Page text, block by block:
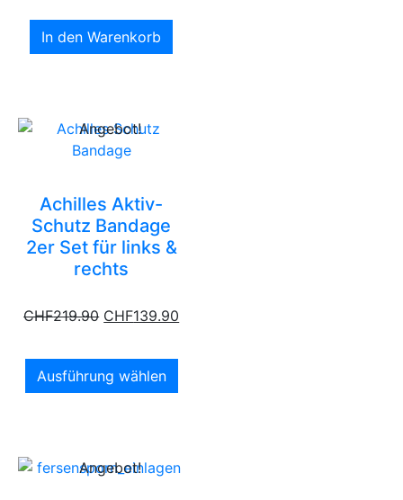
In den Warenkorb
Angebot!
Achilles Aktiv-
Schutz Bandage
2er Set für links &
rechts
CHF219.90 CHF139.90
Ausführung wählen
Angebot!